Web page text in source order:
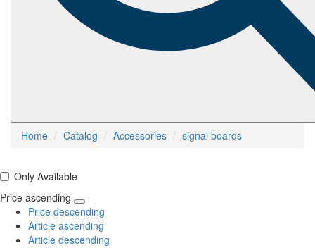
Home Catalog Accessories signal boards
Only Available
Price ascending
Price descending
Article ascending
Article descending